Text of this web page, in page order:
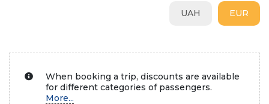
EUR
UAH
When booking a trip, discounts are available
for different categories of passengers.
More...